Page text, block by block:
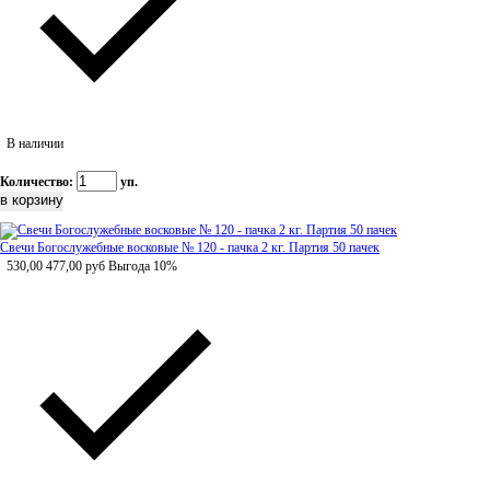
В наличии
Количество: уп.
Свечи Богослужебные восковые № 120 - пачка 2 кг. Партия 50 пачек
530,00 477,00 руб Выгода 10%